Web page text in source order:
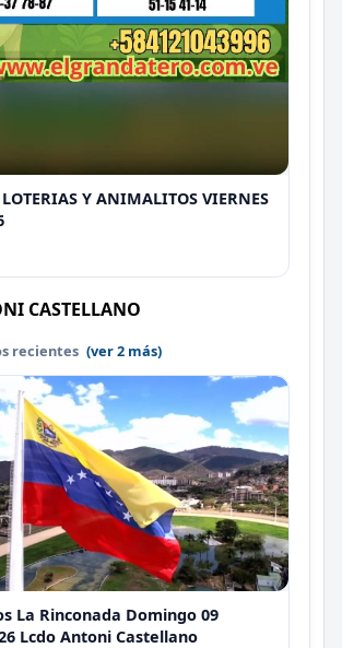
LOTERIAS Y ANIMALITOS VIERNES
CASTELLANO
recientes (ver 2 más)
La Rinconada Domingo 09
Lcdo Antoni Castellano